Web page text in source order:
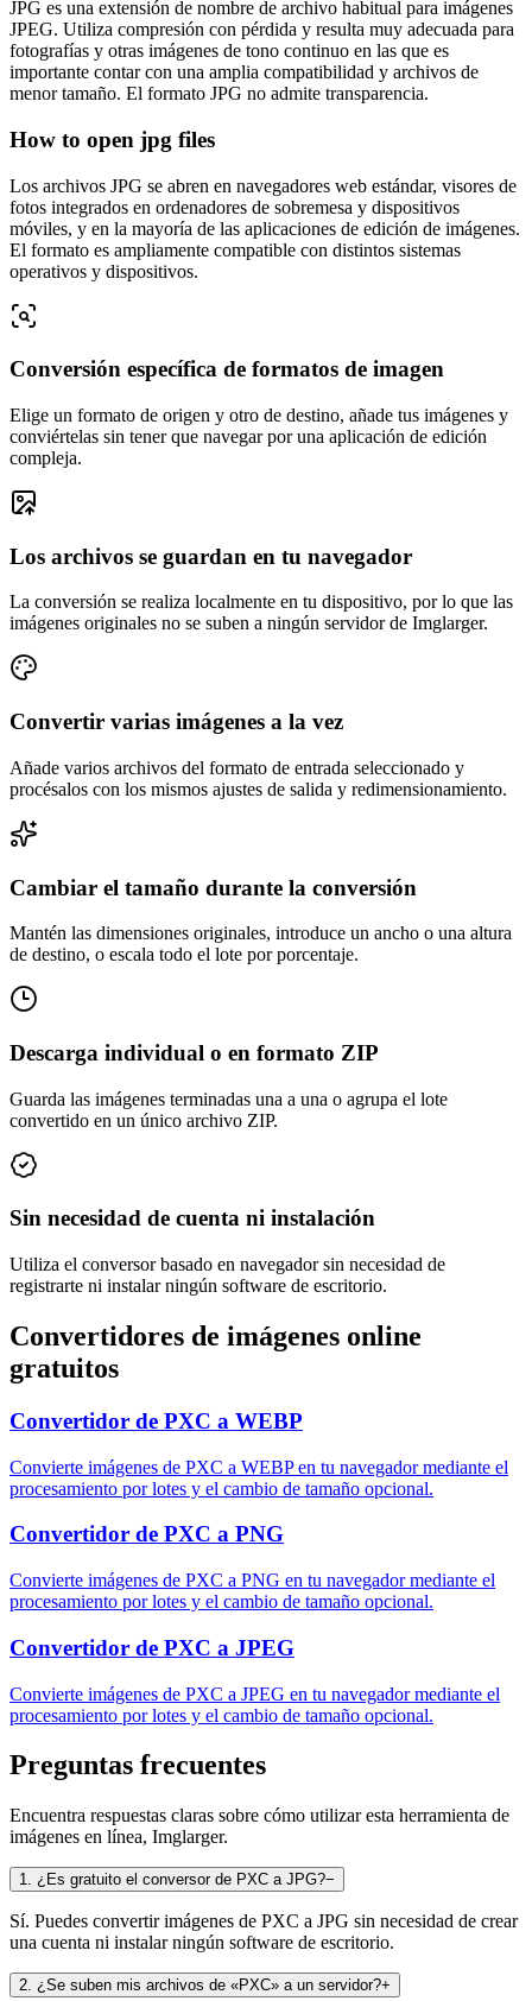
JPG es una extensión de nombre de archivo habitual para imágenes
JPEG. Utiliza compresión con pérdida y resulta muy adecuada para
fotografías y otras imágenes de tono continuo en las que es
importante contar con una amplia compatibilidad y archivos de
menor tamaño. El formato JPG no admite transparencia.
How to open jpg files
Los archivos JPG se abren en navegadores web estándar, visores de
fotos integrados en ordenadores de sobremesa y dispositivos
móviles, y en la mayoría de las aplicaciones de edición de imágenes.
El formato es ampliamente compatible con distintos sistemas
operativos y dispositivos.
Conversión específica de formatos de imagen
Elige un formato de origen y otro de destino, añade tus imágenes y
conviértelas sin tener que navegar por una aplicación de edición
compleja.
Los archivos se guardan en tu navegador
La conversión se realiza localmente en tu dispositivo, por lo que las
imágenes originales no se suben a ningún servidor de Imglarger.
Convertir varias imágenes a la vez
Añade varios archivos del formato de entrada seleccionado y
procésalos con los mismos ajustes de salida y redimensionamiento.
Cambiar el tamaño durante la conversión
Mantén las dimensiones originales, introduce un ancho o una altura
de destino, o escala todo el lote por porcentaje.
Descarga individual o en formato ZIP
Guarda las imágenes terminadas una a una o agrupa el lote
convertido en un único archivo ZIP.
Sin necesidad de cuenta ni instalación
Utiliza el conversor basado en navegador sin necesidad de
registrarte ni instalar ningún software de escritorio.
Convertidores de imágenes online
gratuitos
Convertidor de PXC a WEBP
Convierte imágenes de PXC a WEBP en tu navegador mediante el
procesamiento por lotes y el cambio de tamaño opcional.
Convertidor de PXC a PNG
Convierte imágenes de PXC a PNG en tu navegador mediante el
procesamiento por lotes y el cambio de tamaño opcional.
Convertidor de PXC a JPEG
Convierte imágenes de PXC a JPEG en tu navegador mediante el
procesamiento por lotes y el cambio de tamaño opcional.
Preguntas frecuentes
Encuentra respuestas claras sobre cómo utilizar esta herramienta de
imágenes en línea, Imglarger.
1. ¿Es gratuito el conversor de PXC a JPG?−
Sí. Puedes convertir imágenes de PXC a JPG sin necesidad de crear
una cuenta ni instalar ningún software de escritorio.
2. ¿Se suben mis archivos de «PXC» a un servidor?+